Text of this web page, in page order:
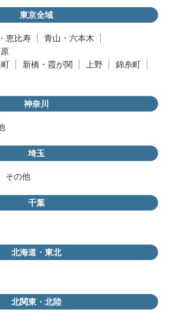
東京全域
恵比寿
青山・六本木
新橋・霞が関 上野
錦糸町
神奈川
埼玉
その他
千葉
北海道・東北
北関東・北陸